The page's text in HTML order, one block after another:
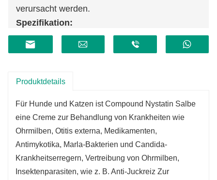
verursacht werden.
Spezifikation:
30g: 300mg+35000IU+3000000IU+30mg
Haltbarkeit:
Jahre
Produktdetails
Für Hunde und Katzen ist Compound Nystatin Salbe
eine Creme zur Behandlung von Krankheiten wie
Ohrmilben, Otitis externa, Medikamenten,
Antimykotika, Marla-Bakterien und Candida-
Krankheitserregern, Vertreibung von Ohrmilben,
Insektenparasiten, wie z. B. Anti-Juckreiz Zur